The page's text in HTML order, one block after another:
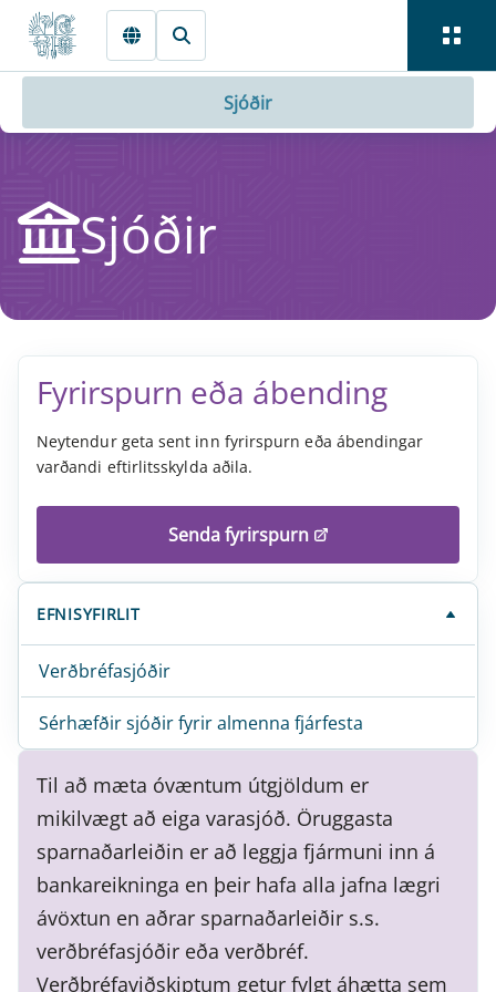
Fara beint í Meginmál
Sjóðir
Sjóðir
Fyr­ir­sp­urn eða ábend­ing
Neytendur geta sent inn fyrirspurn eða ábendingar
varðandi eftirlitsskylda aðila.
Senda fyrirspurn
EFNISYFIRLIT
Verðbréfasjóðir
Sérhæfðir sjóðir fyrir almenna fjárfesta
Til að mæta óvæntum útgjöldum er
mikilvægt að eiga varasjóð. Öruggasta
sparnaðarleiðin er að leggja fjármuni inn á
bankareikninga en þeir hafa alla jafna lægri
ávöxtun en aðrar sparnaðarleiðir s.s.
verðbréfasjóðir eða verðbréf.
Verðbréfaviðskiptum getur fylgt áhætta sem
Helstu tegundir verðbréfasjóða eru
skuldabréfasjóðir, hlutabréfasjóðir og
blandaðir sjóðir.Mikilvægt er að kynna
sér lykilupplýsingaskjal verðbréfasjóðs
sem veitir m.a. upplýsingar um
fjárfestingarheimildir,
eignasamsetningu, áhættuvísi og
áhættuþætti, ráðlagðan
fjárfestingartíma og kostnað sem fellur
á viðskiptavininn vegna viðskipta með
hlutdeildarskírteini í sjóðnum.Gagnlegt
er að kynna sér útboðslýsingu sjóðs
sem veitir ítarlegar upplýsingar um
Seðlabanki Íslands veitir
rekstrarfélögum verðbréfasjóða
starfsleyfi og hefur eftirlit með að
Sérhæfðir sjóðir fyrir almenna fjárfesta